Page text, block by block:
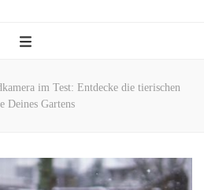
im Test: Entdecke die tierischen
Deines Gartens